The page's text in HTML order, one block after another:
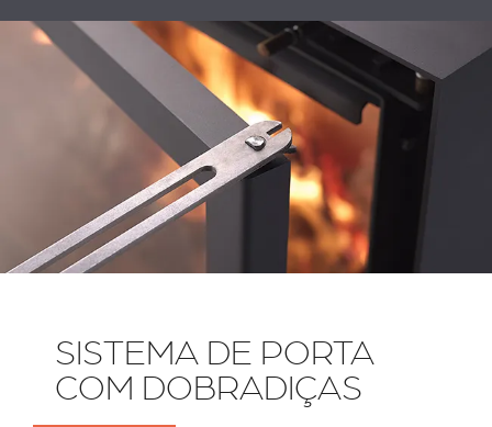
SISTEMA DE PORTA
COM DOBRADIÇAS